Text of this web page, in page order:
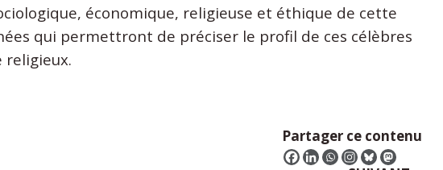
économique, religieuse et éthique de cette
qui permettront de préciser le profil de ces célèbres
religieux.
Partager ce contenu